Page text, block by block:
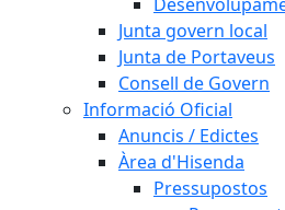
Junta govern local
Junta de Portaveus
Consell de Govern
Informació Oficial
Anuncis / Edictes
Àrea d'Hisenda
Pressupostos